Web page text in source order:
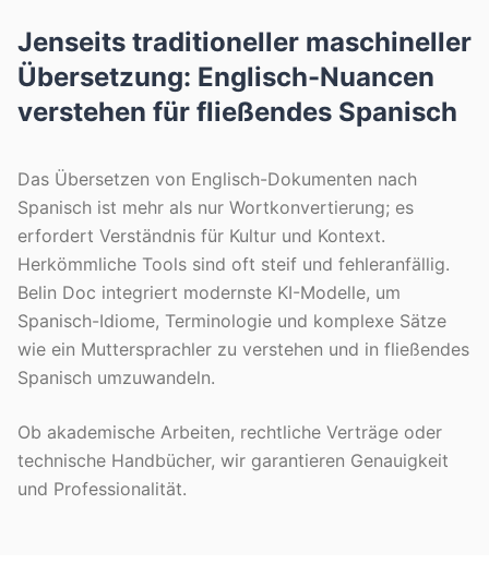
Jenseits traditioneller maschineller
Übersetzung: Englisch-Nuancen
verstehen für fließendes Spanisch
Das Übersetzen von Englisch-Dokumenten nach
Spanisch ist mehr als nur Wortkonvertierung; es
erfordert Verständnis für Kultur und Kontext.
Herkömmliche Tools sind oft steif und fehleranfällig.
Belin Doc integriert modernste KI-Modelle, um
Spanisch-Idiome, Terminologie und komplexe Sätze
wie ein Muttersprachler zu verstehen und in fließendes
Spanisch umzuwandeln.
Ob akademische Arbeiten, rechtliche Verträge oder
technische Handbücher, wir garantieren Genauigkeit
und Professionalität.